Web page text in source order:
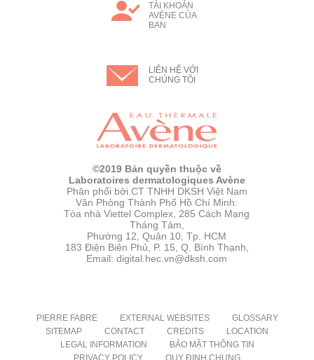
TÀI KHOẢN
AVÈNE CỦA
BẠN
LIÊN HỆ VỚI
CHÚNG TÔI
©2019 Bản quyền thuộc về
Laboratoires dermatologiques Avène
Phân phối bởi CT TNHH DKSH Việt Nam
Văn Phòng Thành Phố Hồ Chí Minh:
Tòa nhà Viettel Complex, 285 Cách Mạng
Tháng Tám,
Phường 12, Quận 10, Tp. HCM
183 Điện Biên Phủ, P. 15, Q. Bình Thạnh,
Email: digital.hec.vn@dksh.com
PIERRE FABRE EXTERNAL WEBSITES
GLOSSARY
SITEMAP
CONTACT CREDITS
LOCATION
LEGAL INFORMATION
BẢO MẬT THÔNG TIN
PRIVACY POLICY
QUY ĐỊNH CHUNG